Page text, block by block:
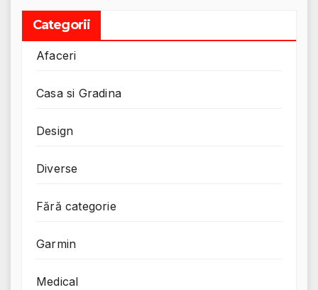
Categorii
Afaceri
Casa si Gradina
Design
Diverse
Fără categorie
Garmin
Medical